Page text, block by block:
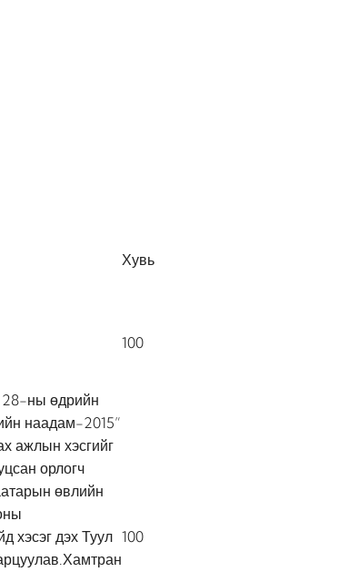
Хувь
100
28-ны өдрийн
наадам-2015”
ажлын хэсгийг
орлогч
өвлийн
хэсэг дэх Туул 100